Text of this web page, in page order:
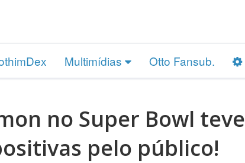
Multimídias Otto Fansub.
no Super Bowl teve
pelo público!